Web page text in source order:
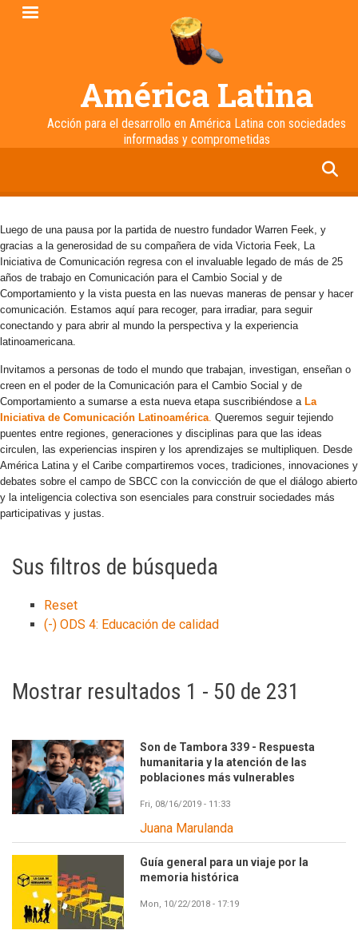
Pasar
América Latina
Acción para el desarrollo en América Latina con sociedades
informadas y comprometidas
Luego de una pausa por la partida de nuestro fundador Warren Feek, y
gracias a la generosidad de su compañera de vida Victoria Feek, La
Iniciativa de Comunicación regresa con el invaluable legado de más de 25
años de trabajo en Comunicación para el Cambio Social y de
Comportamiento y la vista puesta en las nuevas maneras de pensar y hacer
comunicación. Estamos aquí para recoger, para irradiar, para seguir
conectando y para abrir al mundo la perspectiva y la experiencia
latinoamericana.
Invitamos a personas de todo el mundo que trabajan, investigan, enseñan o
creen en el poder de la Comunicación para el Cambio Social y de
Comportamiento a sumarse a esta nueva etapa suscribiéndose a La
Iniciativa de Comunicación Latinoamérica. Queremos seguir tejiendo
puentes entre regiones, generaciones y disciplinas para que las ideas
circulen, las experiencias inspiren y los aprendizajes se multipliquen. Desde
América Latina y el Caribe compartiremos voces, tradiciones, innovaciones y
debates sobre el campo de SBCC con la convicción de que el diálogo abierto
y la inteligencia colectiva son esenciales para construir sociedades más
participativas y justas.
Sus filtros de búsqueda
Reset
(-) ODS 4: Educación de calidad
Mostrar resultados 1 - 50 de 231
Son de Tambora 339 - Respuesta
humanitaria y la atención de las
poblaciones más vulnerables
Fri, 08/16/2019 - 11:33
Juana Marulanda
Guía general para un viaje por la
memoria histórica
Mon, 10/22/2018 - 17:19